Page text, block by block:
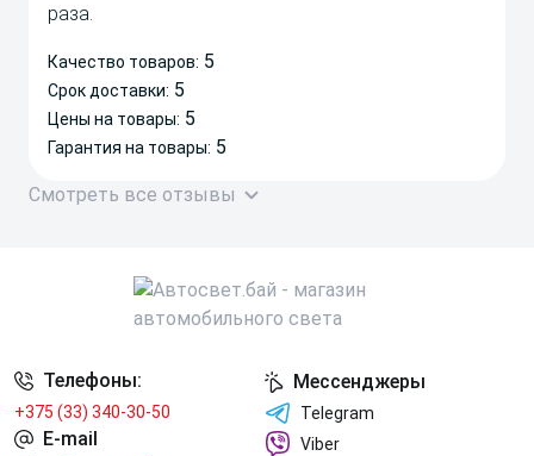
раза.
Качество товаров: 5
Срок доставки: 5
Цены на товары: 5
Гарантия на товары: 5
Смотреть все отзывы
Телефоны:
+375 (33) 340-30-50
E-mail
Мессенджеры
Telegram
Viber